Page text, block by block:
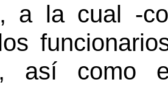
a la cual -
así como